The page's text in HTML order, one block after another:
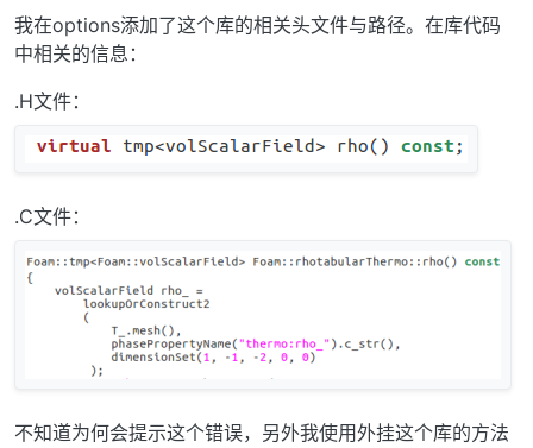
我在options添加了这个库的相关头文件与路径。在库代码
中相关的信息：
.H文件：
.C文件：
不知道为何会提示这个错误，另外我使用外挂这个库的方法